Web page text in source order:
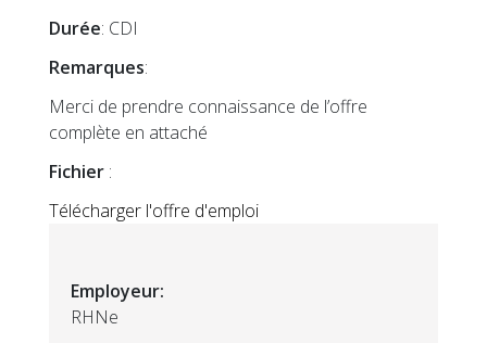
Durée: CDI
Remarques:
Merci de prendre connaissance de l’offre
complète en attaché
Fichier :
Télécharger l'offre d'emploi
Employeur:
RHNe